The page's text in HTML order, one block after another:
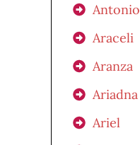
Antonio
Araceli
Aranza
Ariadna
Ariel